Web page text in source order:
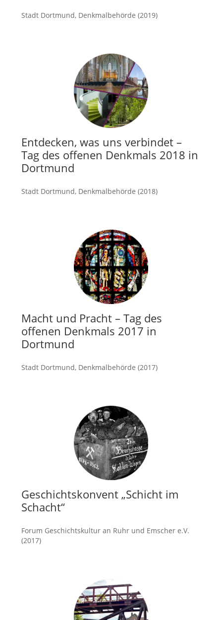
Stadt Dortmund, Denkmalbehörde (2019)
Entdecken, was uns verbindet –
Tag des offenen Denkmals 2018 in
Dortmund
Stadt Dortmund, Denkmalbehörde (2018)
Macht und Pracht – Tag des
offenen Denkmals 2017 in
Dortmund
Stadt Dortmund, Denkmalbehörde (2017)
Geschichtskonvent „Schicht im
Schacht“
Forum Geschichtskultur an Ruhr und Emscher e.V.
(2017)